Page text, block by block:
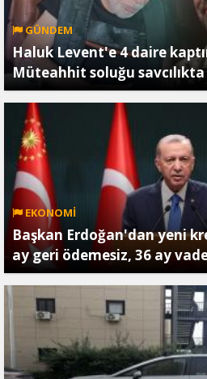
GÜNDEM
Haluk Levent'e 4 daire
Müteahhit soluğu savcılıkta
EKONOMİ
Başkan Erdoğan'dan yeni
ay geri ödemesiz, 36 ay